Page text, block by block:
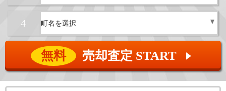
4
無料 売却査定 START ▲